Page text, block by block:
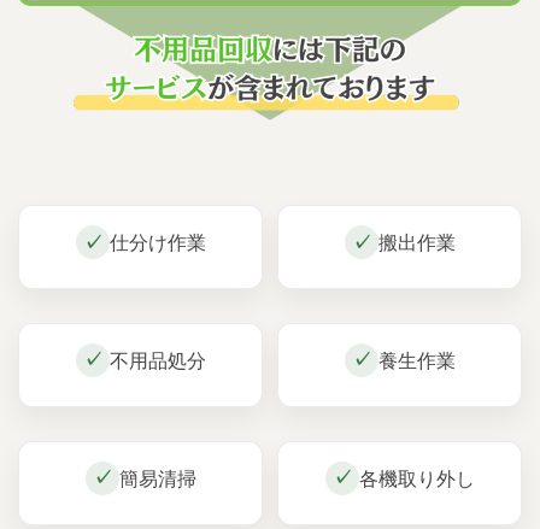
仕分け作業 搬出作業
不用品処分 養生作業
簡易清掃 各機取り外し